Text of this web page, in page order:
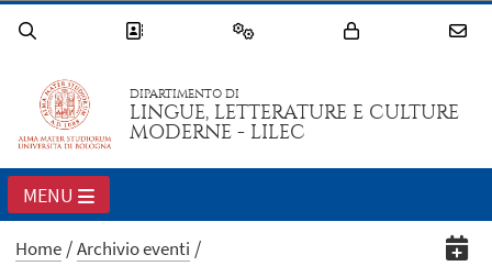
DIPARTIMENTO DI
LINGUE, LETTERATURE E CULTURE
MODERNE - LILEC
MENU
Home Archivio eventi